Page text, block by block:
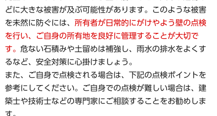
どに大きな被害が及ぶ可能性があります。このような被害
を未然に防ぐには、 所有者が日常的にがけやよう壁の点検
を行い、ご自身の所有地を良好に管理することが大切で
す。 危ない石積みや土留めは補強し、雨水の排水をよくす
るなど、安全対策に心掛けましょう。
また、ご自身で点検される場合は、下記の点検ポイントを
参考にしてください。ご自身での点検が難しい場合は、建
築士や技術士などの専門家にご相談することをお勧めしま
す。